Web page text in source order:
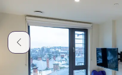
Altro
Català
Italian